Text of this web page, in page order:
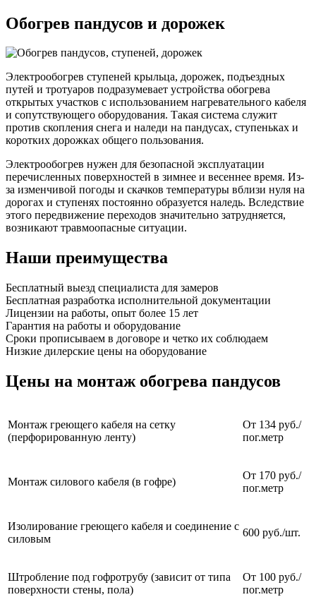
Обогрев пандусов и дорожек
Электрообогрев ступеней крыльца, дорожек, подъездных
путей и тротуаров подразумевает устройства обогрева
открытых участков с использованием нагревательного кабеля
и сопутствующего оборудования. Такая система служит
против скопления снега и наледи на пандусах, ступеньках и
коротких дорожках общего пользования.
Электрообогрев нужен для безопасной эксплуатации
перечисленных поверхностей в зимнее и весеннее время. Из-
за изменчивой погоды и скачков температуры вблизи нуля на
дорогах и ступенях постоянно образуется наледь. Вследствие
этого передвижение переходов значительно затрудняется,
возникают травмоопасные ситуации.
Наши преимущества
Бесплатный выезд специалиста для замеров
Бесплатная разработка исполнительной документации
Лицензии на работы, опыт более 15 лет
Гарантия на работы и оборудование
Сроки прописываем в договоре и четко их соблюдаем
Низкие дилерские цены на оборудование
Цены на монтаж обогрева пандусов
Монтаж греющего кабеля на сетку
(перфорированную ленту)
От 134 руб./
пог.метр
Монтаж силового кабеля (в гофре)
От 170 руб./
пог.метр
Изолирование греющего кабеля и соединение с
силовым
600 руб./шт.
Штробление под гофротрубу (зависит от типа
поверхности стены, пола)
От 100 руб./
пог.метр